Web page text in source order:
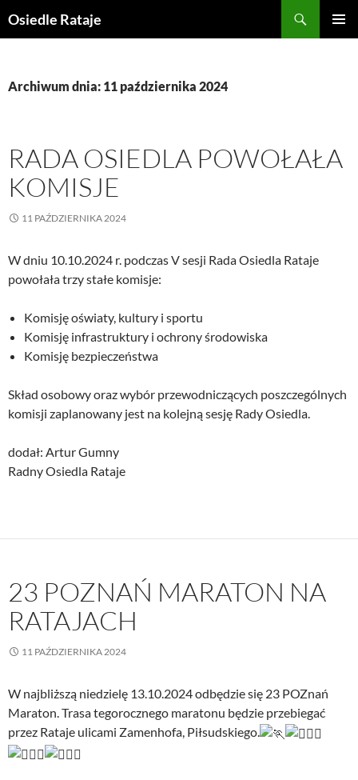
doOsiedle Rataje
Archiwum dnia: 11 października 2024
RADA OSIEDLA POWOŁAŁA
KOMISJE
11 PAŹDZIERNIKA 2024
W dniu 10.10.2024 r. podczas V sesji Rada Osiedla Rataje
powołała trzy stałe komisje:
Komisję oświaty, kultury i sportu
Komisję infrastruktury i ochrony środowiska
Komisję bezpieczeństwa
Skład osobowy oraz wybór przewodniczących poszczególnych
komisji zaplanowany jest na kolejną sesję Rady Osiedla.
dodał: Artur Gumny
Radny Osiedla Rataje
23 POZNAŃ MARATON NA
RATAJACH
11 PAŹDZIERNIKA 2024
W najbliższą niedzielę 13.10.2024 odbędzie się 23 POZnań
Maraton. Trasa tegorocznego maratonu będzie przebiegać
przez Rataje ulicami Zamenhofa, Piłsudskiego.